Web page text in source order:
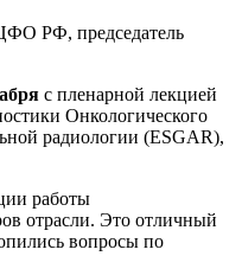
РФ, председатель
с пленарной лекцией
Онкологического
радиологии (ESGAR),
работы
отрасли. Это отличный
вопросы по